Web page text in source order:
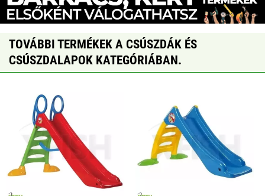
TOVÁBBI TERMÉKEK A CSÚSZDÁK ÉS
CSÚSZDALAPOK KATEGÓRIÁBAN.